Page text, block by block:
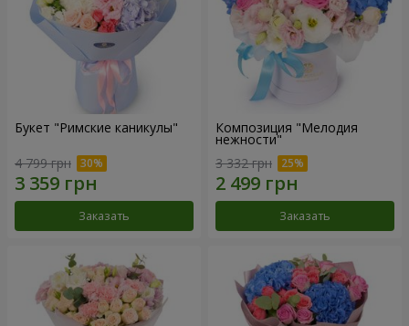
Букет "Римские каникулы"
4 799 грн
Заказать
Композиция "Мелодия
нежности"
3 332 грн
Заказать